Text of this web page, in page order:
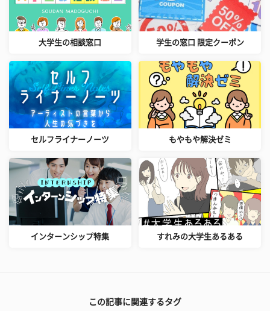
大学生の相談窓口 学生の窓口 限定クーポン
セルフライナーノーツ もやもや解決ゼミ
インターンシップ特集 すれみの大学生あるある
この記事に関連するタグ